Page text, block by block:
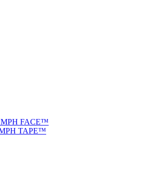
FACE™
TAPE™